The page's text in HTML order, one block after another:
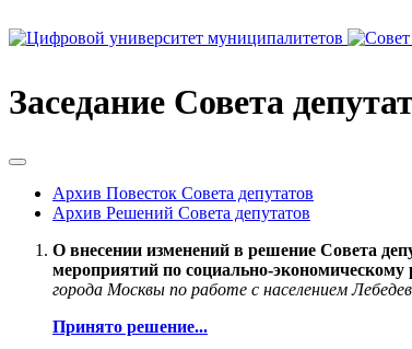
Заседание Совета
Архив Повесток Совета депутатов
Архив Решений Совета депутатов
О внесении изменений в решение Совета
мероприятий по социально-
города Москвы по работе с населением
Принято решение...